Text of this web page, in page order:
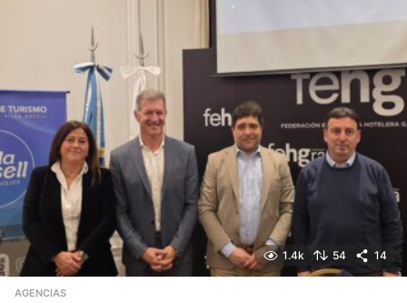
1.4k 54 14
AGENCIAS